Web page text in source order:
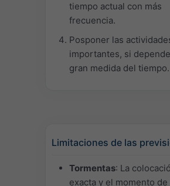
tiempo actual con más
frecuencia.
Posponer las
importantes, si
gran medida del tiempo.
Limitaciones de las
Tormentas: La
exacta y el momento de